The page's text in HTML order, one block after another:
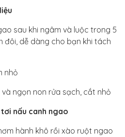
sau khi ngâm và luộc trong 5
đôi, dễ dàng cho bạn khi tách
nhỏ
ngọn non rửa sạch, cắt nhỏ
tơi nấu canh ngao
hành khô rồi xào ruột ngao